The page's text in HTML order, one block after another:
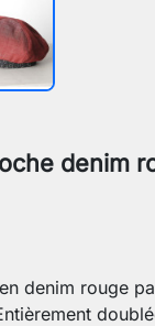
denim
denim rouge